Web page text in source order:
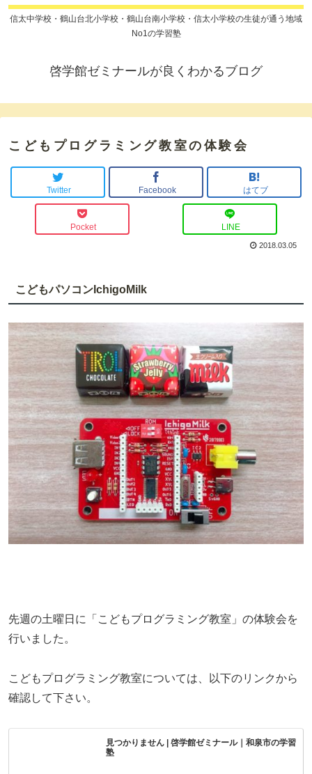
信太中学校・鶴山台北小学校・鶴山台南小学校・信太小学校の生徒が通う地域
No1の学習塾
啓学館ゼミナールが良くわかるブログ
こどもプログラミング教室の体験会
Twitter Facebook はてブ
Pocket LINE
2018.03.05
こどもパソコンIchigoMilk
先週の土曜日に「こどもプログラミング教室」の体験会を
行いました。
こどもプログラミング教室については、以下のリンクから
確認して下さい。
見つかりません | 啓学館ゼミナール｜和泉市の学習
塾